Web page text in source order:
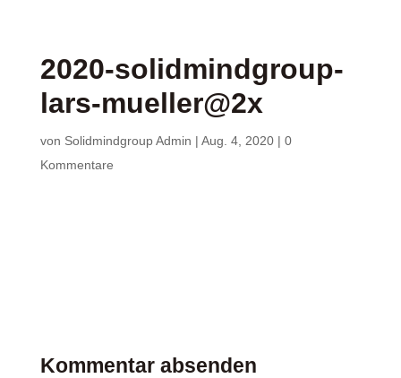
2020-solidmindgroup-
lars-mueller@2x
von Solidmindgroup Admin | Aug. 4, 2020| 0
Kommentare
Kommentar absenden